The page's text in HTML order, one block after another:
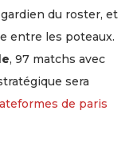
du roster, et
entre les poteaux.
, 97 matchs avec
sera
de paris